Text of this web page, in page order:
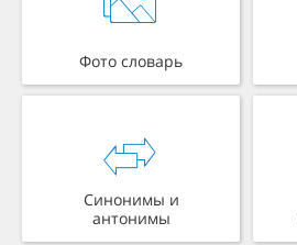
Фото словарь
Синонимы и
антонимы